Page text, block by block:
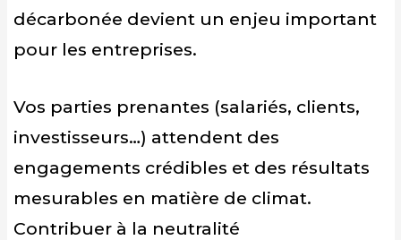
décarbonée devient un enjeu important
pour les entreprises.
Vos parties prenantes (salariés, clients,
investisseurs…) attendent des
engagements crédibles et des résultats
mesurables en matière de climat.
Contribuer à la neutralité